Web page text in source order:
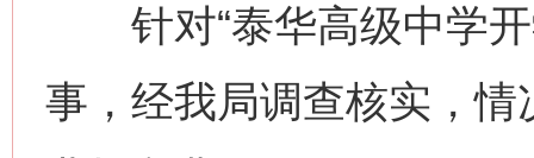
针对“泰华高级中学开
事，经我局调查核实，